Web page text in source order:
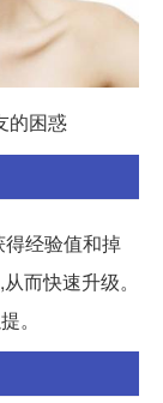
的困惑
经验值和掉
而快速升级。
。